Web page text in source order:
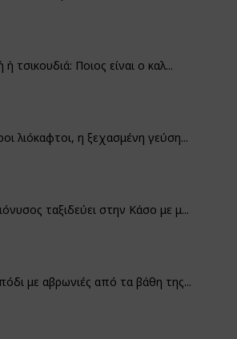
ή τσικουδιά: Ποιος είναι ο καλ...
λιόκαφτοι, η ξεχασμένη γεύση...
ταξιδεύει στην Κάσο με μ...
με αβρωνιές από τα βάθη της...